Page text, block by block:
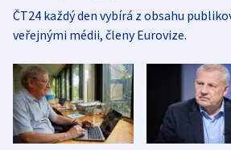
ČT24 každý den vybírá z obsahu
veřejnými médii, členy Eurovize.